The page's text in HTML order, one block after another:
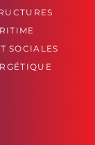
SOCIALES